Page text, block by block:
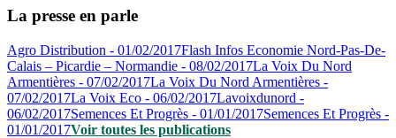
La presse en parle
Agro Distribution - 01/02/2017Flash Infos Economie Nord-Pas-De-
Calais – Picardie – Normandie - 08/02/2017La Voix Du Nord
Armentières - 07/02/2017La Voix Du Nord Armentières -
07/02/2017La Voix Eco - 06/02/2017Lavoixdunord -
06/02/2017Semences Et Progrès - 01/01/2017Semences Et Progrès -
01/01/2017Voir toutes les publications